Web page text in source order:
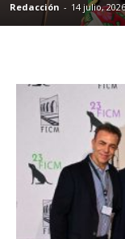
Redacción - 14 julio, 2026